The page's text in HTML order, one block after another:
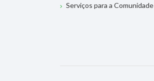
Serviços para a Comunidade